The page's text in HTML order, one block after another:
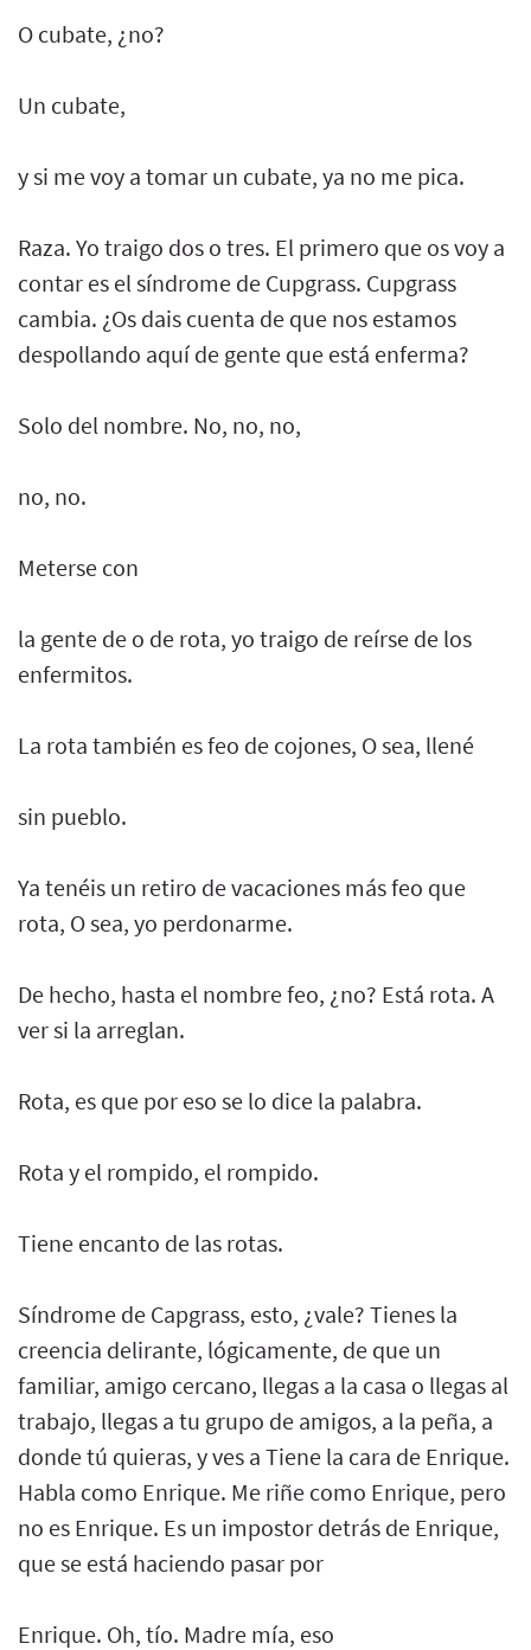
O cubate, ¿no?
Un cubate,
y si me voy a tomar un cubate, ya no me pica.
Raza. Yo traigo dos o tres. El primero que os voy a
contar es el síndrome de Cupgrass. Cupgrass
cambia. ¿Os dais cuenta de que nos estamos
despollando aquí de gente que está enferma?
Solo del nombre. No, no, no,
no, no.
Meterse con
la gente de o de rota, yo traigo de reírse de los
enfermitos.
La rota también es feo de cojones, O sea, llené
sin pueblo.
Ya tenéis un retiro de vacaciones más feo que
rota, O sea, yo perdonarme.
De hecho, hasta el nombre feo, ¿no? Está rota. A
ver si la arreglan.
Rota, es que por eso se lo dice la palabra.
Rota y el rompido, el rompido.
Tiene encanto de las rotas.
Síndrome de Capgrass, esto, ¿vale? Tienes la
creencia delirante, lógicamente, de que un
familiar, amigo cercano, llegas a la casa o llegas al
trabajo, llegas a tu grupo de amigos, a la peña, a
donde tú quieras, y ves a Tiene la cara de Enrique.
Habla como Enrique. Me riñe como Enrique, pero
no es Enrique. Es un impostor detrás de Enrique,
que se está haciendo pasar por
Enrique. Oh, tío. Madre mía, eso